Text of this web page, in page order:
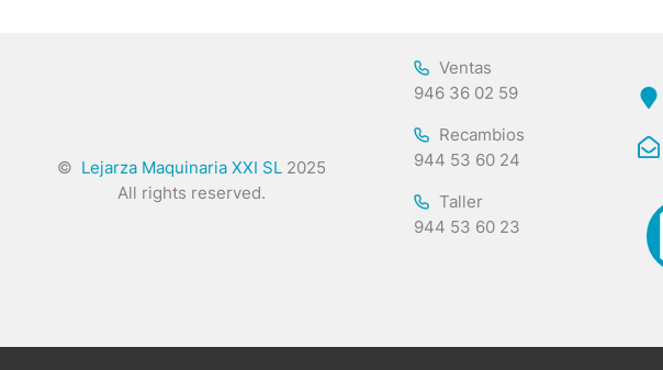
© Lejarza Maquinaria XXI SL 2025
All rights reserved.
Ventas
946 36 02 59
Recambios
944 53 60 24
Taller
944 53 60 23